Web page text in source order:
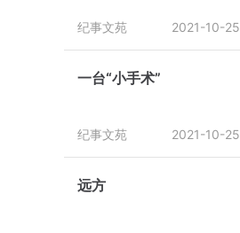
纪事文苑 2021-10-25
一台“小手术”
纪事文苑 2021-10-25
远方